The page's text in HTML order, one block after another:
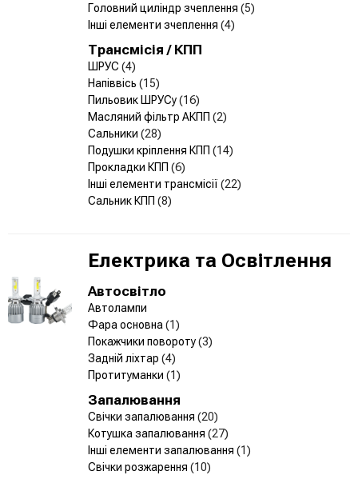
Головний циліндр зчеплення (5)
Інші елементи зчеплення (4)
Трансмісія / КПП
ШРУС (4)
Напіввісь (15)
Пильовик ШРУСу(16)
Масляний фільтр АКПП (2)
Сальники (28)
Подушки кріплення КПП (14)
Прокладки КПП (6)
Інші елементи трансмісії (22)
Сальник КПП (8)
Електрика та Освітлення
Автосвітло
Автолампи
Фара основна (1)
Покажчики повороту(3)
Задній ліхтар (4)
Протитуманки (1)
Запалювання
Свічки запалювання (20)
Котушка запалювання (27)
Інші елементи запалювання (1)
Свічки розжарення (10)